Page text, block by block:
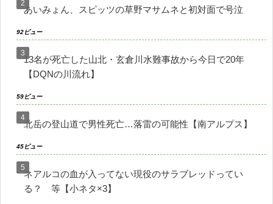
あいみょん、スピッツの草野マサムネと初対面で号泣
92ビュー
13名が死亡した山北・玄倉川水難事故から今日で20年
【DQNの川流れ】
59ビュー
北岳の登山道で男性死亡…落雷の可能性【南アルプス】
45ビュー
ネアルコの血が入ってない現役のサラブレッドってい
る？ 等【小ネタ×3】